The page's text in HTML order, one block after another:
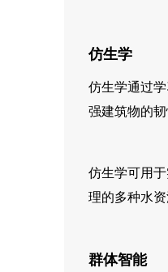
仿生学
仿生学通过
强建筑物的
仿生学可用
理的多种水
群体智能